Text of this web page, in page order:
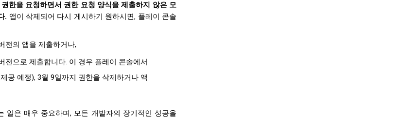
한을 요청하면서 권한 요청 양식을 제출하지 않은 모
. 앱이 삭제되어 다시 게시하기 원하시면, 플레이 콘솔
전의 앱을 제출하거나,
전으로 제출합니다. 이 경우 플레이 콘솔에서
공 예정), 3월 9일까지 권한을 삭제하거나 액
일은 매우 중요하며, 모든 개발자의 장기적인 성공을